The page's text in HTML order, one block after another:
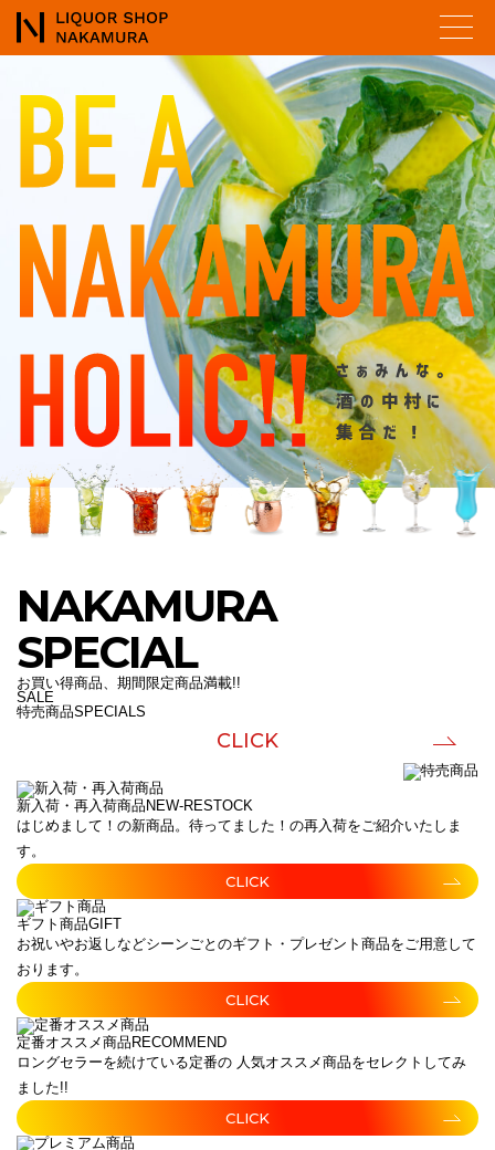
NAKAMURA
SPECIAL
お買い得商品、期間限定商品満載!!
SALE
特売商品SPECIALS
CLICK
新入荷・再入荷商品 NEW-RESTOCK
はじめまして！の新商品。待ってました！の再入荷をご紹介いたしま
す。
CLICK
ギフト商品GIFT
お祝いやお返しなどシーンごとのギフト・プレゼント商品をご用意して
おります。
CLICK
定番オススメ商品 RECOMMEND
ロングセラーを続けている定番の 人気オススメ商品をセレクトしてみ
ました!!
CLICK